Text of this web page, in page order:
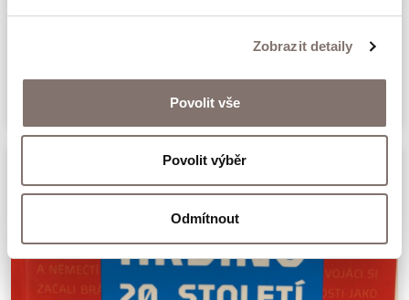
Zobrazit detaily
Povolit vše
Povolit výběr
Odmítnout
349 Kč